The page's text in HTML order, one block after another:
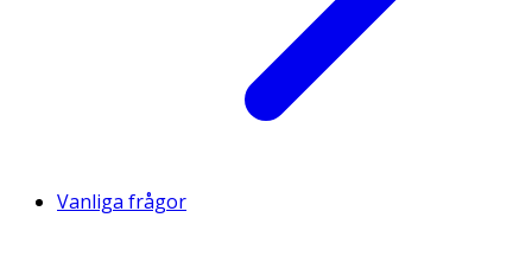
Vanliga frågor